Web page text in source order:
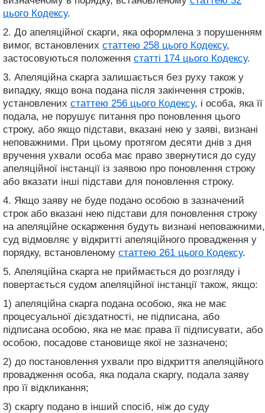
цього Кодексу.
2. До апеляційної скарги, яка оформлена з порушенням
вимог, встановлених статтею 258 цього Кодексу,
застосовуються положення статті 174 цього Кодексу.
3. Апеляційна скарга залишається без руху також у
випадку, якщо вона подана після закінчення строків,
установлених статтею 256 цього Кодексу, і особа, яка її
подала, не порушує питання про поновлення цього
строку, або якщо підстави, вказані нею у заяві, визнані
неповажними. При цьому протягом десяти днів з дня
вручення ухвали особа має право звернутися до суду
апеляційної інстанції із заявою про поновлення строку
або вказати інші підстави для поновлення строку.
4. Якщо заяву не буде подано особою в зазначений
строк або вказані нею підстави для поновлення строку
на апеляційне оскарження будуть визнані неповажними,
суд відмовляє у відкритті апеляційного провадження у
порядку, встановленому статтею 261 цього Кодексу.
5. Апеляційна скарга не приймається до розгляду і
повертається судом апеляційної інстанції також, якщо:
1) апеляційна скарга подана особою, яка не має
процесуальної дієздатності, не підписана, або
підписана особою, яка не має права її підписувати, або
особою, посадове становище якої не зазначено;
2) до постановлення ухвали про відкриття апеляційного
провадження особа, яка подала скаргу, подала заяву
про її відкликання;
3) скаргу подано в інший спосіб, ніж до суду